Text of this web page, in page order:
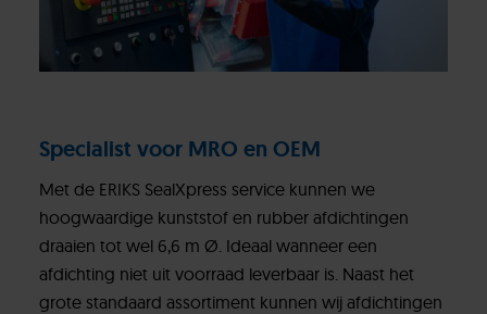
Specialist voor MRO en OEM
Met de ERIKS SealXpress service kunnen we
hoogwaardige kunststof en rubber afdichtingen
draaien tot wel 6,6 m Ø. Ideaal wanneer een
afdichting niet uit voorraad leverbaar is. Naast het
grote standaard assortiment kunnen wij afdichtingen